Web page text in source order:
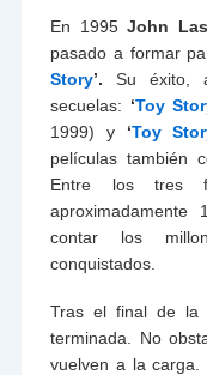
En 1995John
pasado a formar
Story’. Su éxito,
secuelas: ‘Toy
1999) y ‘Toy
películas también
Entre los tres
contar los
conquistados.
Tras el final de la
terminada. No
vuelven a la